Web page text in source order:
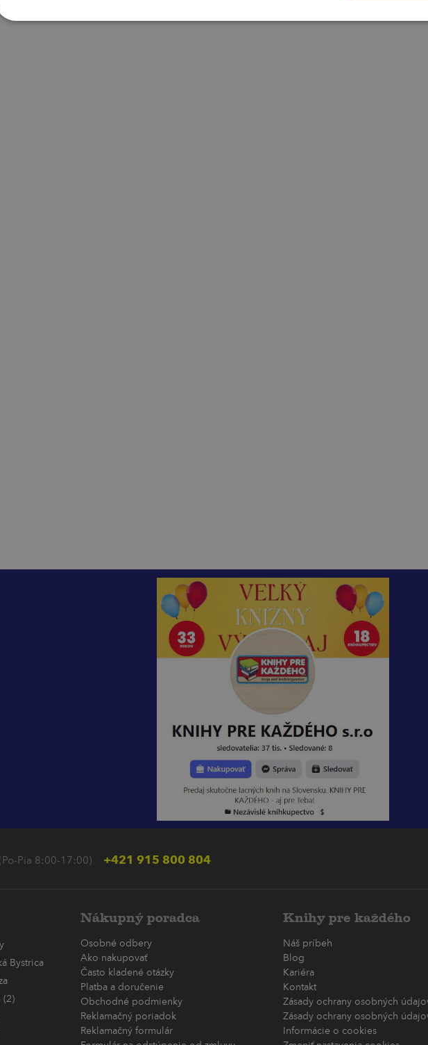
Pia 8:00-17:00) +421 915 800 804
Bystrica
(2)
Nákupný poradca
Osobné odbery
Ako nakupovať
Často kladené otázky
Platba a doručenie
Obchodné podmienky
Reklamačný poriadok
Reklamačný formulár
Knihy pre každého
Náš príbeh
Blog
Kariéra
Kontakt
Zásady ochrany osobných
Zásady ochrany osobných
Informácie o cookies